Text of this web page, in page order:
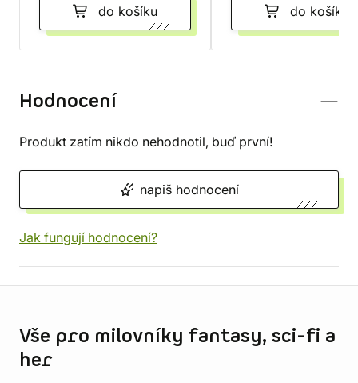
do košíku do košíku
Hodnocení
Produkt zatím nikdo nehodnotil, buď první!
napiš hodnocení
Jak fungují hodnocení?
Vše pro milovníky fantasy, sci-fi a
her